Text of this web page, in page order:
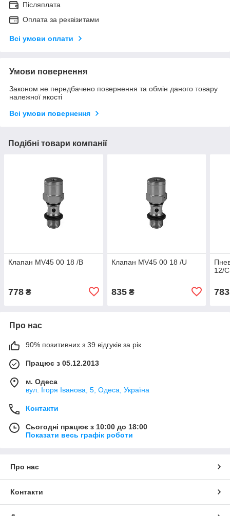
Післяплата
Оплата за реквізитами
Всі умови оплати
Умови повернення
Законом не передбачено повернення та обмін даного товару
належної якості
Всі умови повернення
Подібні товари компанії
Клапан MV45 00 18 /B
778 ₴
Клапан MV45 00 18 /U
835₴
12/C
783
Про нас
90% позитивних з 39 відгуків за рік
Працює з 05.12.2013
м. Одеса
вул. Ігоря Іванова, 5, Одеса, Україна
Контакти
Сьогодні працює з 10:00 до 18:00
Показати весь графік роботи
Про нас
Контакти